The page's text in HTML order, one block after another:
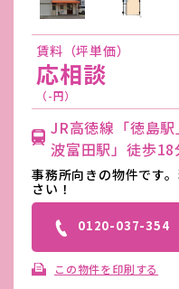
賃料（坪単価）
応相談
（-円）
JR高徳線「徳島
波富田駅」徒歩18
事務所向きの物件です
さい！
0120-037-354
この物件を印刷する